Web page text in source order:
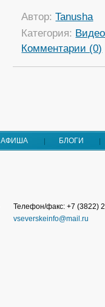
Автор:Tanusha
Категория: Видео
Комментарии (0)
АФИША БЛОГИ
Телефон/факс: +7 (3822)
vseverskeinfo@mail.ru